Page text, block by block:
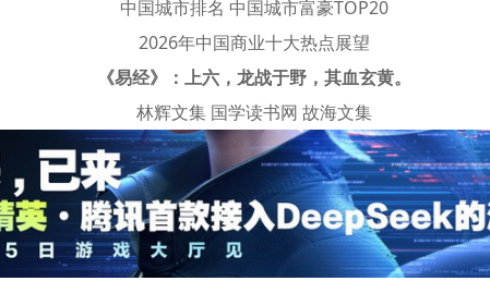
中国城市排名 中国城市富豪TOP20
2026年中国商业十大热点展望
《易经》：上六，龙战于野，其血玄黄。
林辉文集 国学读书网 故海文集